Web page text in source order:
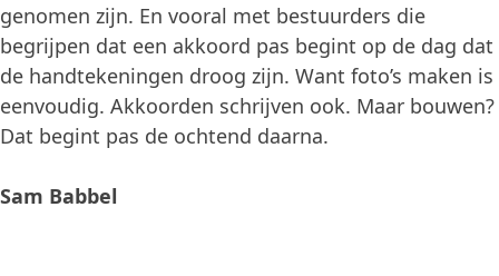
genomen zijn. En vooral met bestuurders die
begrijpen dat een akkoord pas begint op de dag dat
de handtekeningen droog zijn. Want foto’s maken is
eenvoudig. Akkoorden schrijven ook. Maar bouwen?
Dat begint pas de ochtend daarna.
Sam Babbel